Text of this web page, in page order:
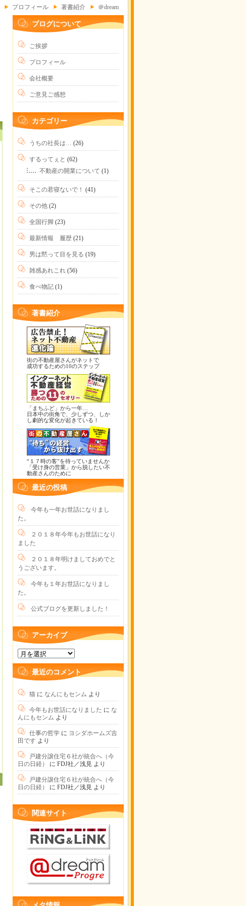
プロフィール 著書紹介 ＠dream
ブログについて
ご挨拶
プロフィール
会社概要
ご意見ご感想
カテゴリー
うちの社長は… (26)
するってぇと (62)
不動産の開業について (1)
そこの君寝ないで！ (41)
その他 (2)
全国行脚 (23)
最新情報 履歴 (21)
男は黙って目を見る (19)
雑感あれこれ (56)
食べ物記 (1)
著書紹介
街の不動産屋さんがネットで
成功するための10のステップ
「まちふど」から一年…
日本中の街角で、少しずつ、しか
し劇的な変化が起きている！
“１７時の客”を待っていませんか
「受け身の営業」から脱したい不
動産さんのために
最近の投稿
今年も一年お世話になりまし
た。
２０１８年今年もお世話になり
ました
２０１８年明けましておめでと
うございます。
今年も１年お世話になりまし
た。
公式ブログを更新しました！
アーカイブ
カ
イ
最近のコメント
猫 に なんにもセンム より
今年もお世話になりました に な
んにもセンム より
仕事の哲学 に ヨシダホームズ吉
田です より
戸建分譲住宅６社が統合へ（今
日の日経）
に FDJ社／浅見 より
戸建分譲住宅６社が統合へ（今
日の日経）
に FDJ社／浅見 より
関連サイト